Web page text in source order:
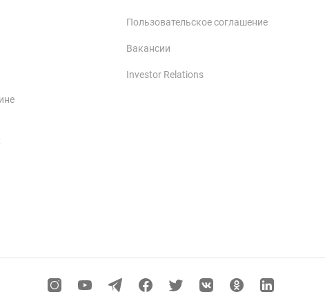
Пользовательское соглашение
Вакансии
Investor Relations